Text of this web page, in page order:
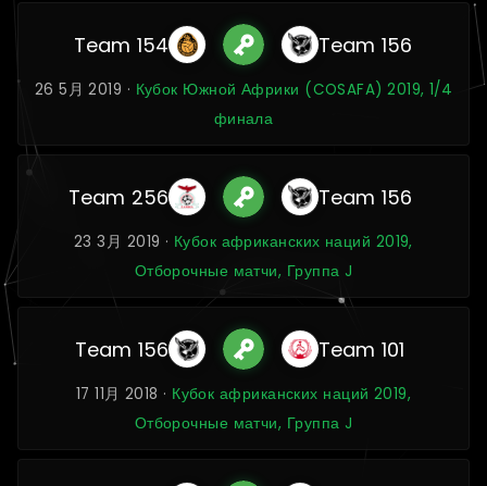
Team 154 Team 156
26 5月 2019 · Кубок Южной Африки (COSAFA) 2019, 1/4
финала
Team 256 Team 156
23 3月 2019 · Кубок африканских наций 2019,
Отборочные матчи, Группа J
Team 156 Team 101
17 11月 2018 · Кубок африканских наций 2019,
Отборочные матчи, Группа J